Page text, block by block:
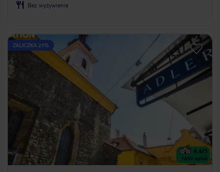
Bez wyżywienia
ZALICZKA 25%
4.4/5
1650 opinii